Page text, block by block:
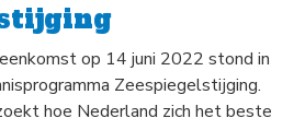
op 14 juni 2022 stond in
Zeespiegelstijging.
hoe Nederland zich het beste